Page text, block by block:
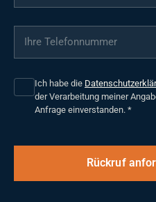
Ihre Telefonnummer
Ich habe die
der Verarbeitung meiner
Anfrage einverstanden. *
Rückruf